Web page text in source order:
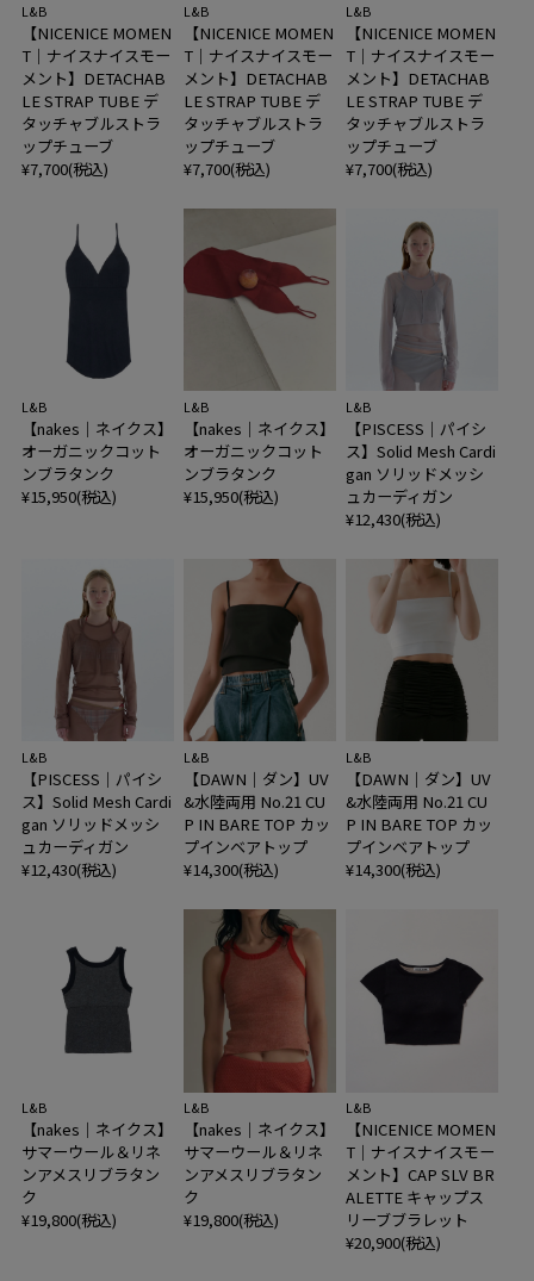
L&B
【NICENICE MOMEN
T｜ナイスナイスモー
メント】DETACHAB
LE STRAP TUBE デ
タッチャブルストラ
ップチューブ
¥7,700(税込)
L&B
【NICENICE MOMEN
T｜ナイスナイスモー
メント】DETACHAB
LE STRAP TUBE デ
タッチャブルストラ
ップチューブ
¥7,700(税込)
L&B
【NICENICE MOMEN
T｜ナイスナイスモー
メント】DETACHAB
LE STRAP TUBE デ
タッチャブルストラ
ップチューブ
¥7,700(税込)
L&B
【nakes｜ネイクス】
オーガニックコット
ンブラタンク
¥15,950(税込)
L&B
【nakes｜ネイクス】
オーガニックコット
ンブラタンク
¥15,950(税込)
L&B
【PISCESS｜パイシ
ス】Solid Mesh Cardi
gan ソリッドメッシ
ュカーディガン
¥12,430(税込)
L&B
【PISCESS｜パイシ
ス】Solid Mesh Cardi
gan ソリッドメッシ
ュカーディガン
¥12,430(税込)
L&B
【DAWN｜ダン】UV
&水陸両用 No.21 CU
P IN BARE TOP カッ
プインベアトップ
¥14,300(税込)
L&B
【DAWN｜ダン】UV
&水陸両用 No.21 CU
P IN BARE TOP カッ
プインベアトップ
¥14,300(税込)
L&B
【nakes｜ネイクス】
サマーウール＆リネ
ンアメスリブラタン
ク
¥19,800(税込)
L&B
【nakes｜ネイクス】
サマーウール＆リネ
ンアメスリブラタン
ク
¥19,800(税込)
L&B
【NICENICE MOMEN
T｜ナイスナイスモー
メント】CAP SLV BR
ALETTE キャップス
リーブブラレット
¥20,900(税込)